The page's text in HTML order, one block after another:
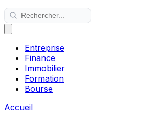
Entreprise
Finance
Immobilier
Formation
Bourse
Accueil